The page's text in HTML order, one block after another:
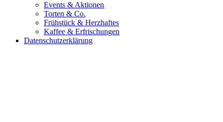
Events & Aktionen
Torten & Co.
Frühstück & Herzhaftes
Kaffee & Erfrischungen
Datenschutzerklärung